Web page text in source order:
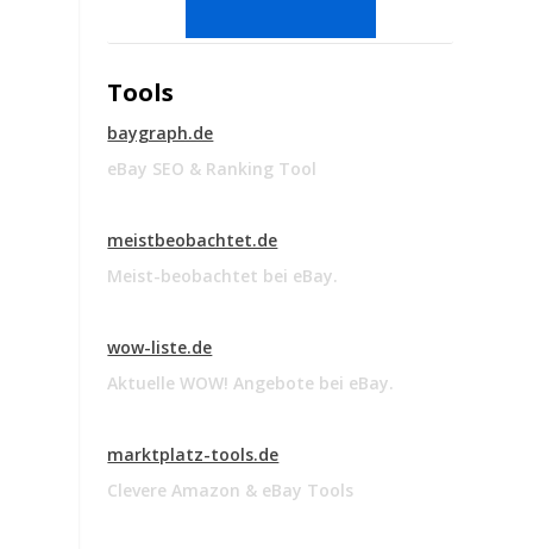
Tools
baygraph.de
eBay SEO & Ranking Tool
meistbeobachtet.de
Meist-beobachtet bei eBay.
wow-liste.de
Aktuelle WOW! Angebote bei eBay.
marktplatz-tools.de
Clevere Amazon & eBay Tools